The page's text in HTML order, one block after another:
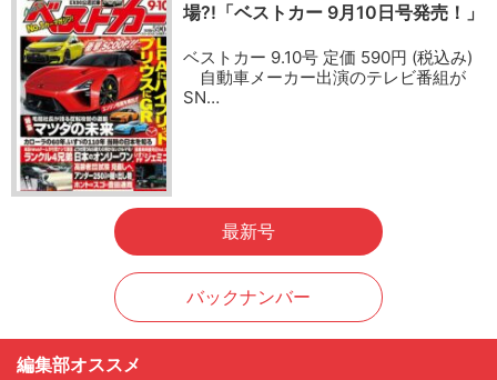
場?!「ベストカー 9月10日号発売！」
ベストカー 9.10号 定価 590円 (税込み)
自動車メーカー出演のテレビ番組が
SN…
最新号
バックナンバー
編集部オススメ